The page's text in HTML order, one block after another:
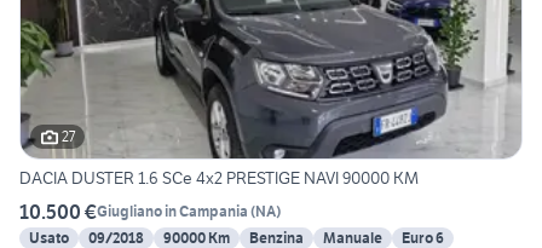
27
DACIA DUSTER 1.6 SCe 4x2 PRESTIGE NAVI 90000 KM
10.500 €Giugliano in Campania (NA)
Usato
09/2018 90000 Km Benzina Manuale
Euro 6